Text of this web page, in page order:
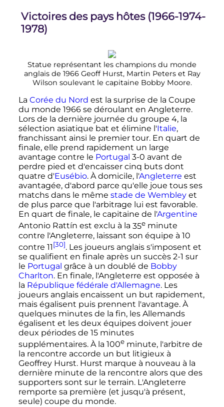
Victoires des pays hôtes (1966-1974-
1978)
Statue représentant les champions du monde
anglais de 1966 Geoff Hurst, Martin Peters et Ray
Wilson soulevant le capitaine Bobby Moore.
La Corée du Nord est la surprise de la Coupe
du monde 1966 se déroulant en Angleterre.
Lors de la dernière journée du groupe 4, la
sélection asiatique bat et élimine l'Italie,
franchissant ainsi le premier tour. En quart de
finale, elle prend rapidement un large
avantage contre le Portugal 3-0 avant de
perdre pied et d'encaisser cinq buts dont
quatre d'Eusébio. À domicile, l'Angleterre est
avantagée, d'abord parce qu'elle joue tous ses
matchs dans le même stade de Wembleyet
de plus parce que l'arbitrage lui est favorable.
En quart de finale, le capitaine de l'Argentine
Antonio Rattín est exclu à la 35e minute
contre l'Angleterre, laissant son équipe à 10
contre 11[30]. Les joueurs anglais s'imposent et
se qualifient en finale après un succès 2-1 sur
le Portugal grâce à un doublé de Bobby
Charlton. En finale, l'Angleterre est opposée à
la République fédérale d'Allemagne. Les
joueurs anglais encaissent un but rapidement,
mais égalisent puis prennent l'avantage. À
quelques minutes de la fin, les Allemands
égalisent et les deux équipes doivent jouer
deux périodes de 15 minutes
supplémentaires. À la 100e minute, l'arbitre de
la rencontre accorde un but litigieux à
Geoffrey Hurst. Hurst marque à nouveau à la
dernière minute de la rencontre alors que des
supporters sont sur le terrain. L'Angleterre
remporte sa première (et jusqu'à présent,
seule) coupe du monde.